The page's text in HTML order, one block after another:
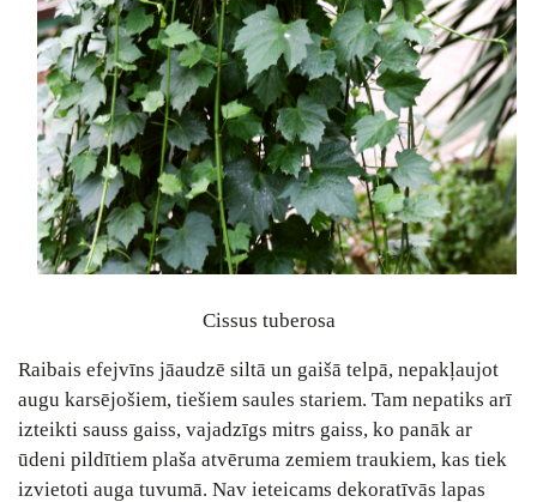
Cissus tuberosa
Raibais efejvīns jāaudzē siltā un gaišā telpā, nepakļaujot
augu karsējošiem, tiešiem saules stariem. Tam nepatiks arī
izteikti sauss gaiss, vajadzīgs mitrs gaiss, ko panāk ar
ūdeni pildītiem plaša atvēruma zemiem traukiem, kas tiek
izvietoti auga tuvumā. Nav ieteicams dekoratīvās lapas